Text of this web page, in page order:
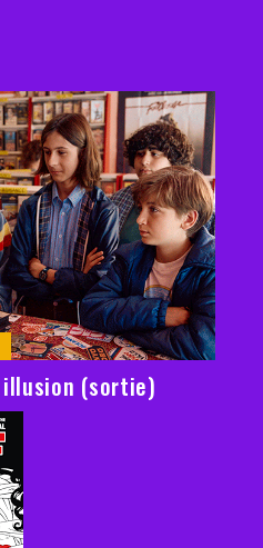
illusion (sortie)